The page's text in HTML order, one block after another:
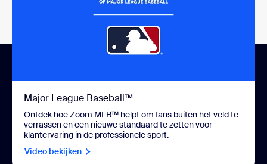
Major League Baseball™
Ontdek hoe Zoom MLB™ helpt om fans buiten het veld te
verrassen en een nieuwe standaard te zetten voor
klantervaring in de professionele sport.
Video bekijken